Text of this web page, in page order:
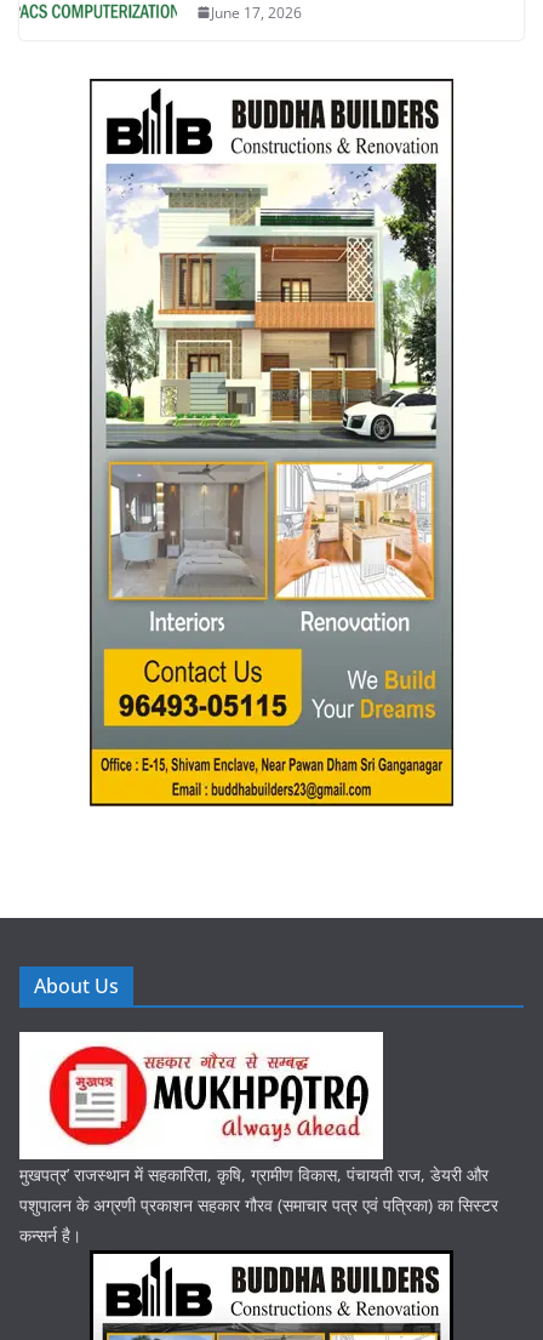
June 17, 2026
About Us
मुखपत्र’ राजस्थान में सहकारिता, कृषि, ग्रामीण विकास, पंचायती राज, डेयरी और
पशुपालन के अग्रणी प्रकाशन सहकार गौरव (समाचार पत्र एवं पत्रिका) का सिस्टर
कन्सर्न है।